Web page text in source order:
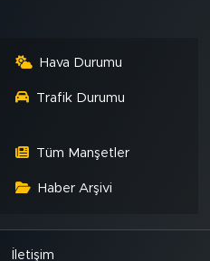
Hava Durumu
Trafik Durumu
Tüm Manşetler
Haber Arşivi
İletişim